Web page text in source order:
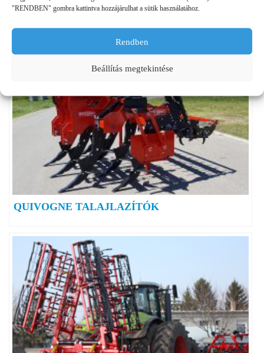
"RENDBEN" gombra kattintva hozzájárulhat a sütik használatához.
Rendben
Beállítás megtekintése
*A megjelenített vonóerőigények a szükséges minimum
teljesítményeknek felelnek meg!
QUIVOGNE TALAJLAZÍTÓK